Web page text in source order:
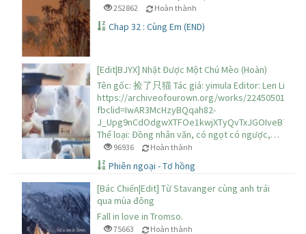
252862 Hoàn thành
Chap 32 : Cùng Em (END)
[Edit|BJYX] Nhặt Được Một Chú Mèo (Hoàn)
Tên gốc: 捡了只猫 Tác giả: yimula Editor: Len Link
https://archiveofourown.org/works/22450501/
fbclid=IwAR3McHzyBQqah82-
Thể loại: Đồng nhân văn, có ngọt có ngược,…
96936 Hoàn thành
Phiên ngoại - Tơ hồng
[Bác Chiến|Edit] Từ Stavanger cùng anh trải
qua mùa đông
Fall in love in Tromso.
75663 Hoàn thành